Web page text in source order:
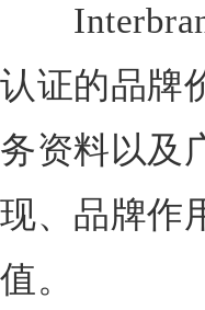
认证的品牌
务资料以及
现、品牌作
值。